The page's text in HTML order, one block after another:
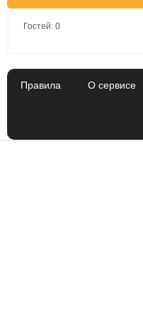
Гостей: 0
Правила О сервисе